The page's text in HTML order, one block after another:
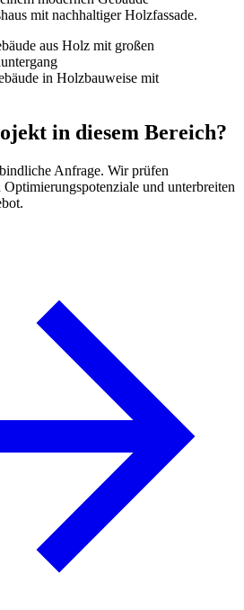
mit nachhaltiger Holzfassade.
in Holzbauweise mit
in diesem Bereich?
Anfrage. Wir prüfen
und unterbreiten